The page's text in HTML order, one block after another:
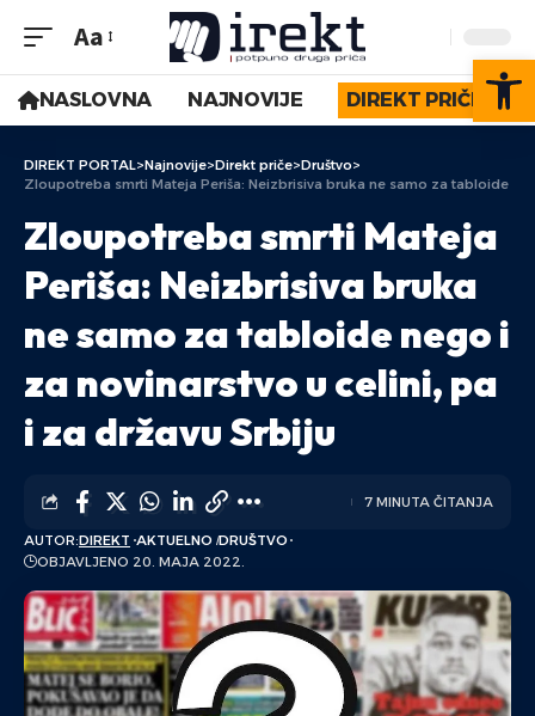
Aa
NASLOVNA NAJNOVIJE DIREKT PRIČE
DIREKT PORTAL>Najnovije>Direkt priče>Društvo>
Zloupotreba smrti Mateja Periša: Neizbrisiva bruka ne samo za tabloide
Zloupotreba smrti Mateja
Periša: Neizbrisiva bruka
ne samo za tabloide nego i
za novinarstvo u celini, pa
i za državu Srbiju
AUTOR:DIREKT AKTUELNO DRUŠTVO
OBJAVLJENO 20. MAJA 2022.
7 MINUTA ČITANJA